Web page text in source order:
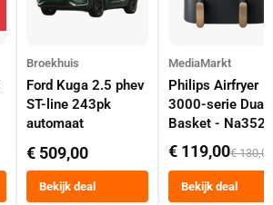
Broekhuis
Ford Kuga 2.5 phev
ST-line 243pk
automaat
€ 509,00
Bekijk deal
MediaMarkt
Philips Airfryer
3000-serie Dual
Basket -
Dubbele Mand 9
Tot 6 Personen
Heteluchtfriteuse
Zwart
€ 119,00€ 130,00
Bekijk deal